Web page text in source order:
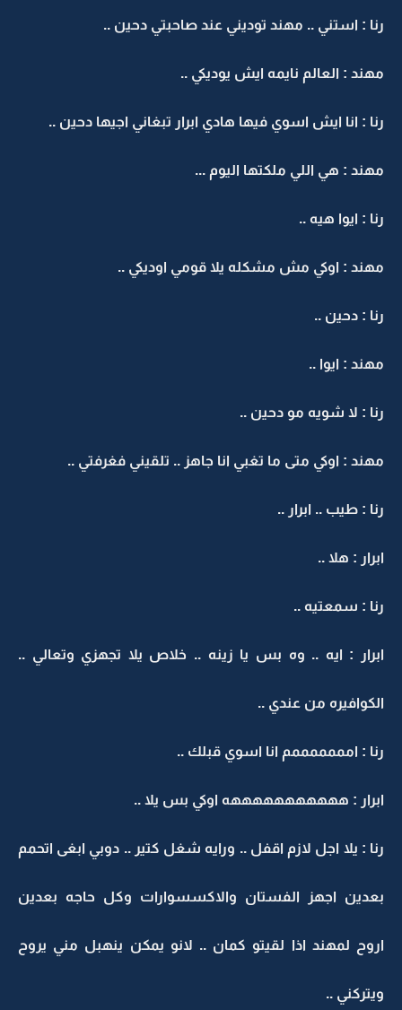
رنا : استني .. مهند توديني عند صاحبتي دحين ..
مهند : العالم نايمه ايش يوديكي ..
رنا : انا ايش اسوي فيها هادي ابرار تبغاني اجيها دحين ..
مهند : هي اللي ملكتها اليوم ...
رنا : ايوا هيه ..
مهند : اوكي مش مشكله يلا قومي اوديكي ..
رنا : دحين ..
مهند : ايوا ..
رنا : لا شويه مو دحين ..
مهند : اوكي متى ما تغبي انا جاهز .. تلقيني فغرفتي ..
رنا : طيب .. ابرار ..
ابرار : هلا ..
رنا : سمعتيه ..
ابرار : ايه .. وه بس يا زينه .. خلاص يلا تجهزي وتعالي ..
الكوافيره من عندي ..
رنا : امممممممم انا اسوي قبلك ..
ابرار : هههههههههههه اوكي بس يلا ..
رنا : يلا اجل لازم اقفل .. ورايه شغل كتير .. دوبي ابغى اتحمم
بعدين اجهز الفستان والاكسسوارات وكل حاجه بعدين
اروح لمهند اذا لقيتو كمان .. لانو يمكن ينهبل مني يروح
ويتركني ..